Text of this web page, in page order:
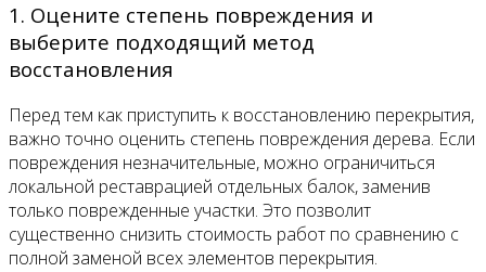
1. Оцените степень повреждения и
выберите подходящий метод
восстановления
Перед тем как приступить к восстановлению перекрытия,
важно точно оценить степень повреждения дерева. Если
повреждения незначительные, можно ограничиться
локальной реставрацией отдельных балок, заменив
только поврежденные участки. Это позволит
существенно снизить стоимость работ по сравнению с
полной заменой всех элементов перекрытия.